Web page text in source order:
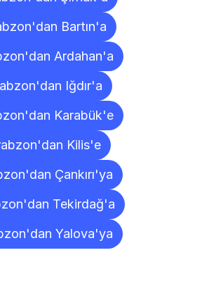
Bartın'a
Ardahan'a
Iğdır'a
Karabük'e
Kilis'e
Çankırı'ya
Tekirdağ'a
Yalova'ya